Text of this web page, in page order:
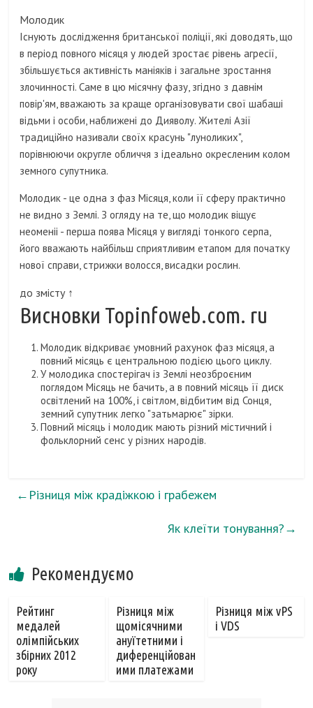
Молодик
Існують дослідження британської поліції, які доводять, що
в період повного місяця у людей зростає рівень агресії,
збільшується активність маніяків і загальне зростання
злочинності. Саме в цю місячну фазу, згідно з давнім
повір'ям, вважають за краще організовувати свої шабаші
відьми і особи, наближені до Дияволу. Жителі Азії
традиційно називали своїх красунь "луноликих",
порівнюючи округле обличчя з ідеально окресленим колом
земного супутника.
Молодик - це одна з фаз Місяця, коли її сферу практично
не видно з Землі. З огляду на те, що молодик віщує
неоменіі - перша поява Місяця у вигляді тонкого серпа,
його вважають найбільш сприятливим етапом для початку
нової справи, стрижки волосся, висадки рослин.
до змісту ↑
Висновки Topinfoweb.com. ru
Молодик відкриває умовний рахунок фаз місяця, а
повний місяць є центральною подією цього циклу.
У молодика спостерігач із Землі неозброєним
поглядом Місяць не бачить, а в повний місяць її диск
освітлений на 100%, і світлом, відбитим від Сонця,
земний супутник легко "затьмарює" зірки.
Повний місяць і молодик мають різний містичний і
фольклорний сенс у різних народів.
← Різниця між крадіжкою і грабежем
Як клеїти тонування?→
Рекомендуємо
Рейтинг
медалей
олімпійських
збірних 2012
року
Різниця між
щомісячними
ануїтетними і
диференційован
ими платежами
Різниця між vPS
і VDS